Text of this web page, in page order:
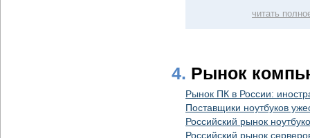
читать
4. Рынок
Рынок ПК в России:
Поставщики ноутбуков
Российский рынок
Российский рынок